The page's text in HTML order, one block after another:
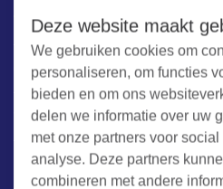
Deze website maakt
We gebruiken cookies om
personaliseren, om functies
bieden en om ons
delen we informatie over uw
met onze partners voor
analyse. Deze partners
combineren met andere
Contact
Werken bij RUD Zeeland
Milieuklacht melden